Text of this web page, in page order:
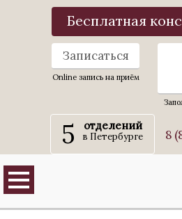
Бесплатная
Записаться
Online запись на приём
5 отделений
в Петербурге 8